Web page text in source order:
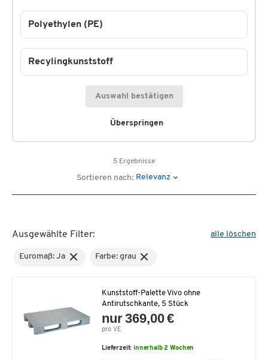
Überspringen
Polyethylen (PE)
Recylingkunststoff
Auswahl bestätigen
5 Ergebnisse
Sortieren nach: Relevanz
Ausgewählte Filter: alle löschen
Euromaß: Ja Farbe: grau
Kunststoff-Palette Vivo ohne
Antirutschkante, 5 Stück
nur 369,00 €
pro VE
Lieferzeit:innerhalb 2 Wochen